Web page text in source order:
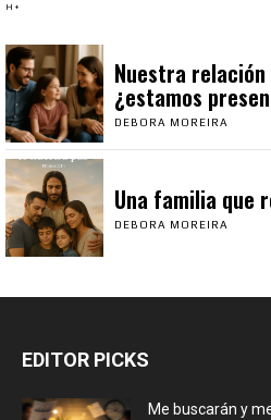
H+
Nuestra
¿estamos
DEBORA MOREIRA
Una familia que
DEBORA MOREIRA
EDITOR PICKS
Me buscarán y